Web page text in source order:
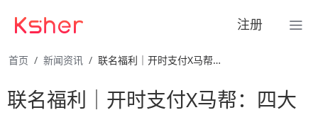
注册
首页 新闻资讯 联名福利｜开时支付X马帮：四大福利限时放送！
联名福利｜开时支付X马帮：四大